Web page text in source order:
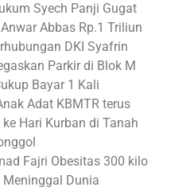
Syech Panji Gugat
Abbas Rp.1 Triliun
DKI Syafrin
Parkir di Blok M
Bayar 1 Kali
Adat KBMTR terus
Hari Kurban di Tanah
Fajri Obesitas 300 kilo
Dunia